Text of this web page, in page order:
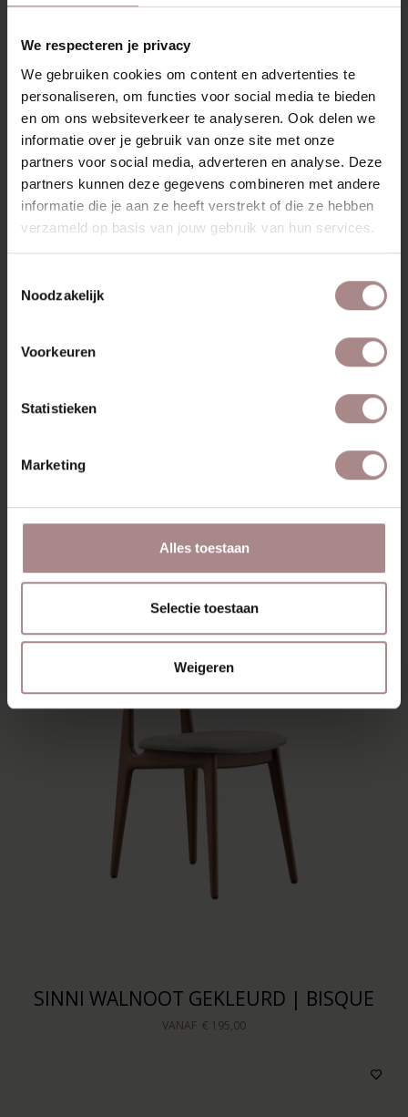
We respecteren je privacy
We gebruiken cookies om content en advertenties te
personaliseren, om functies voor social media te bieden
en om ons websiteverkeer te analyseren. Ook delen we
informatie over je gebruik van onze site met onze
partners voor social media, adverteren en analyse. Deze
partners kunnen deze gegevens combineren met andere
informatie die je aan ze heeft verstrekt of die ze hebben
verzameld op basis van jouw gebruik van hun services.
Noodzakelijk
Voorkeuren
Statistieken
Marketing
Alles toestaan
Selectie toestaan
Weigeren
VANAF€ 1.019,00
NONNE ROND UITSCHUIFBAAR |
WALNOOT
SINNI WALNOOT GEKLEURD | BISQUE
VANAF € 195,00